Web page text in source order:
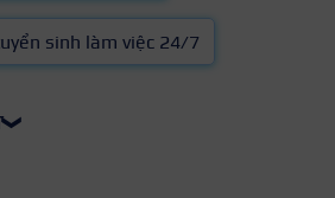
sinh làm việc 24/7
❯